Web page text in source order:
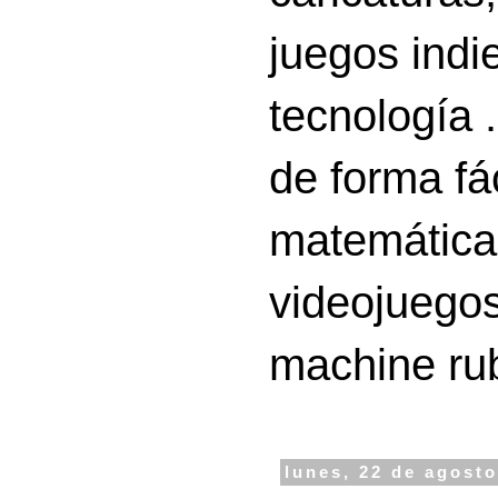
juegos
tecnología
de forma
machine
lunes, 22 de